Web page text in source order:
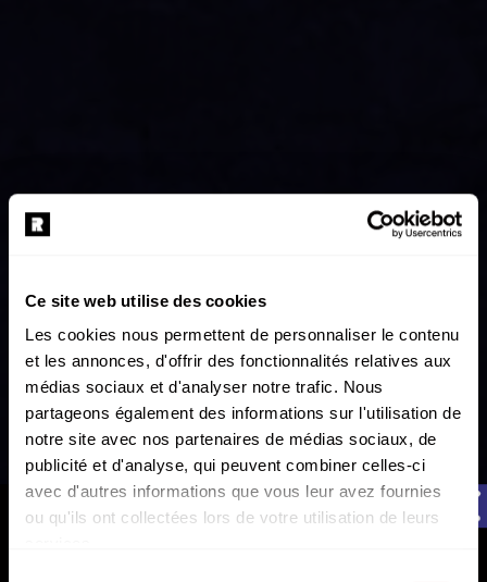
Ce site web utilise des cookies
Les cookies nous permettent de personnaliser le contenu
et les annonces, d'offrir des fonctionnalités relatives aux
médias sociaux et d'analyser notre trafic. Nous
partageons également des informations sur l'utilisation de
notre site avec nos partenaires de médias sociaux, de
publicité et d'analyse, qui peuvent combiner celles-ci
avec d'autres informations que vous leur avez fournies
ou qu'ils ont collectées lors de votre utilisation de leurs
AFTERMOVIE